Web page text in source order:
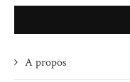
A propos